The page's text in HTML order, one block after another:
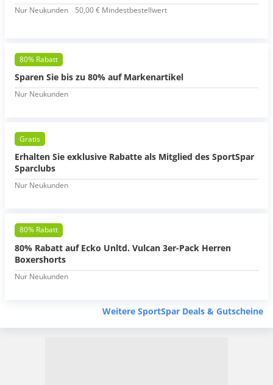
Nur Neukunden 50,00 € Mindestbestellwert
80% Rabatt
Sparen Sie bis zu 80% auf Markenartikel
Nur Neukunden
Gratis
Erhalten Sie exklusive Rabatte als Mitglied des SportSpar
Sparclubs
Nur Neukunden
80% Rabatt
80% Rabatt auf Ecko Unltd. Vulcan 3er-Pack Herren
Boxershorts
Nur Neukunden
Weitere SportSpar Deals & Gutscheine